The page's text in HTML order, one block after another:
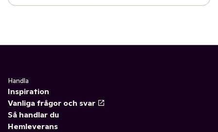
Handla
Inspiration
Vanliga frågor och svar
Så handlar du
Hemleverans